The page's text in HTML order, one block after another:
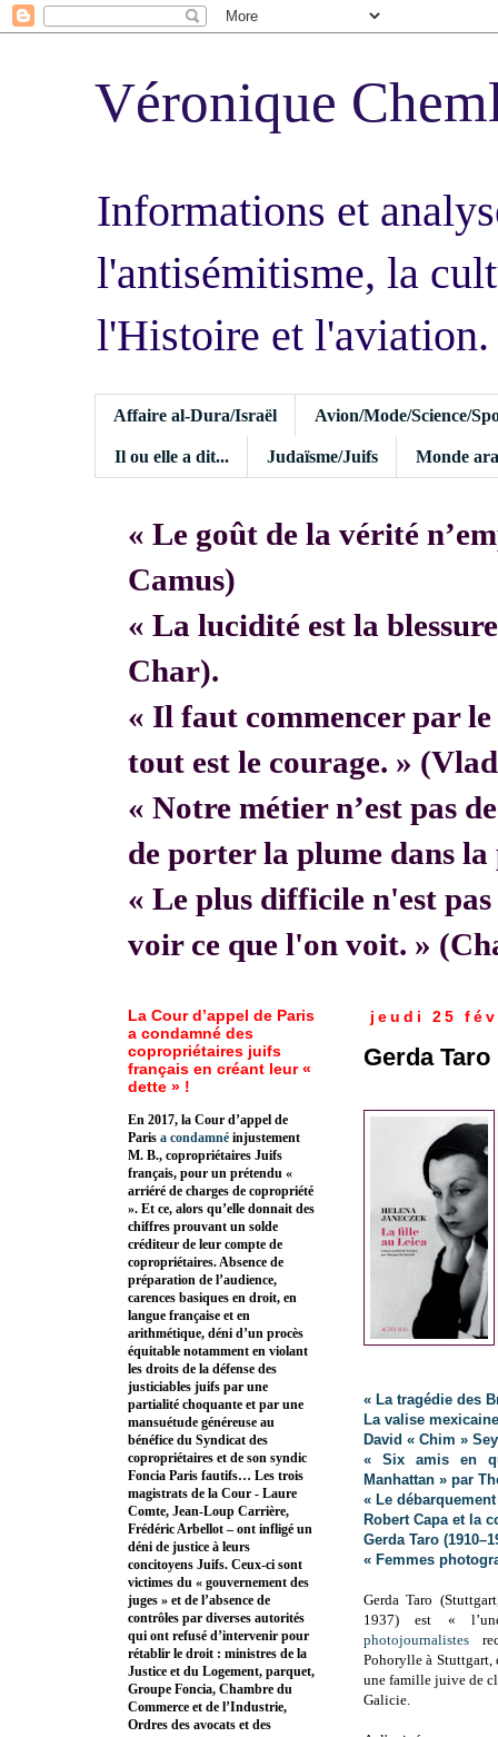
Véronique
Informations et
l'antisémitisme, la
l'Histoire et l'aviation.
Affaire al-Dura/Israël Avion/Mode/Science/
Il ou elle a dit... Judaïsme/Juifs Monde
« Le goût de la vérité
Camus)
« La lucidité est la
Char).
« Il faut commencer par le
tout est le courage. »
« Notre métier n’est pas
de porter la plume dans
« Le plus difficile n'est
voir ce que l'on voit. »
jeudi 25
Gerda Taro
« La tragédie des
La valise
David « Chim »
« Six amis en
Manhattan » par
« Le
Robert Capa et la
Gerda Taro
« Femmes
Gerda Taro
1937) est «
photojournalistes
Pohorylle à Stuttgart,
une famille juive de
Galicie.
La Cour d’appel de Paris
a condamné des
copropriétaires juifs
français en créant leur «
dette » !
En 2017, la Cour d’appel de
Paris a condamné injustement
M. B., copropriétaires Juifs
français, pour un prétendu «
arriéré de charges de copropriété
». Et ce, alors qu’elle donnait des
chiffres prouvant un solde
créditeur de leur compte de
copropriétaires. Absence de
préparation de l’audience,
carences basiques en droit, en
langue française et en
arithmétique, déni d’un procès
équitable notamment en violant
les droits de la défense des
justiciables juifs par une
partialité choquante et par une
mansuétude généreuse au
bénéfice du Syndicat des
copropriétaires et de son syndic
Foncia Paris fautifs… Les trois
magistrats de la Cour - Laure
Comte, Jean-Loup Carrière,
Frédéric Arbellot – ont infligé un
déni de justice à leurs
concitoyens Juifs. Ceux-ci sont
victimes du « gouvernement des
juges » et de l’absence de
contrôles par diverses autorités
qui ont refusé d’intervenir pour
rétablir le droit : ministres de la
Justice et du Logement, parquet,
Groupe Foncia, Chambre du
Commerce et de l’Industrie,
Ordres des avocats et des